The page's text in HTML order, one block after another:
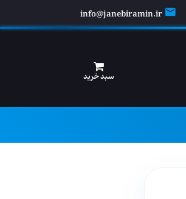
info@janebiramin.ir
سبد خرید